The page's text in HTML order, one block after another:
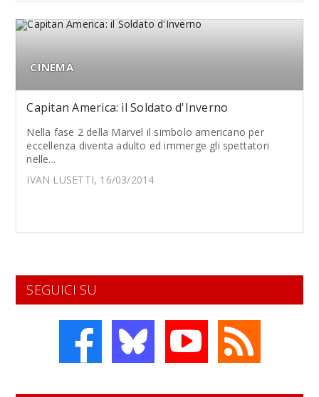
CINEMA
Capitan America: il Soldato d'Inverno
Nella fase 2 della Marvel il simbolo americano per
eccellenza diventa adulto ed immerge gli spettatori
nelle...
IVAN LUSETTI, 16/03/2014
SEGUICI SU